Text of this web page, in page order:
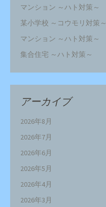
マンション ～ハト対策～
某小学校 ～コウモリ対策～
マンション ～ハト対策～
集合住宅 ～ハト対策～
アーカイブ
2026年8月
2026年7月
2026年6月
2026年5月
2026年4月
2026年3月